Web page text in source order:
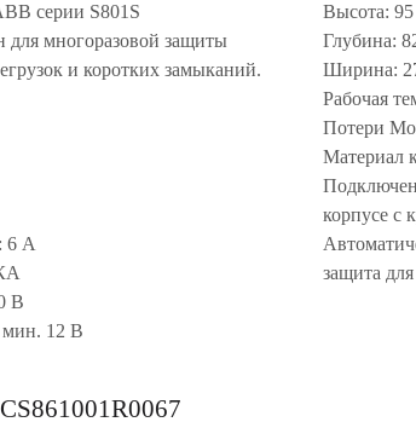
серии S801S
для многоразовой защиты
и коротких замыканий.
6 А
В
мин. 12 В
Высота:
Глубина:
Ширина:
Рабочая
Потери
Материал
корпусе с
защита